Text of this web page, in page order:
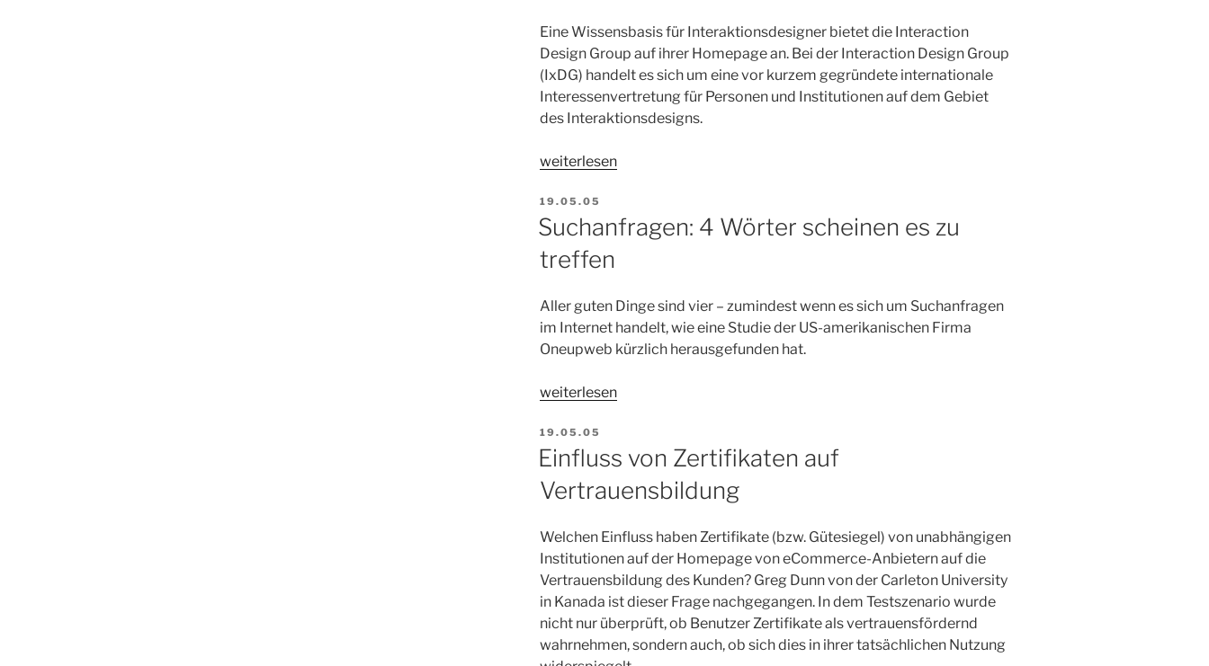
Eine Wissensbasis für Interaktionsdesigner bietet die Interaction
Design Group auf ihrer Homepage an. Bei der Interaction Design Group
(IxDG) handelt es sich um eine vor kurzem gegründete internationale
Interessenvertretung für Personen und Institutionen auf dem Gebiet
des Interaktionsdesigns.
„Ein
für
Interaktionsdesigner“
weiterlesen
VERÖFFENTLICHT
19.05.05
Suchanfragen: 4 Wörter scheinen es zu
treffen
Aller guten Dinge sind vier – zumindest wenn es sich um Suchanfragen
im Internet handelt, wie eine Studie der US-amerikanischen Firma
Oneupweb kürzlich herausgefunden hat.
„Suchanfragen:
Wörter
scheinen
es
zu
weiterlesen
VERÖFFENTLICHT
AM
19.05.05
Einfluss von Zertifikaten auf
Vertrauensbildung
Welchen Einfluss haben Zertifikate (bzw. Gütesiegel) von unabhängigen
Institutionen auf der Homepage von eCommerce-Anbietern auf die
Vertrauensbildung des Kunden? Greg Dunn von der Carleton University
in Kanada ist dieser Frage nachgegangen. In dem Testszenario wurde
nicht nur überprüft, ob Benutzer Zertifikate als vertrauensfördernd
wahrnehmen, sondern auch, ob sich dies in ihrer tatsächlichen Nutzung